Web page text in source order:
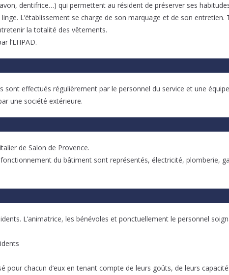
dentifrice…) qui permettent au résident de préserver ses
L’établissement se charge de son marquage et de son
la totalité des vêtements.
l’EHPAD.
effectués régulièrement par le personnel du service et une
une société extérieure.
de Salon de Provence.
du bâtiment sont représentés, électricité, plomberie,
L’animatrice, les bénévoles et ponctuellement le personnel
pour chacun d’eux en tenant compte de leurs goûts, de leurs